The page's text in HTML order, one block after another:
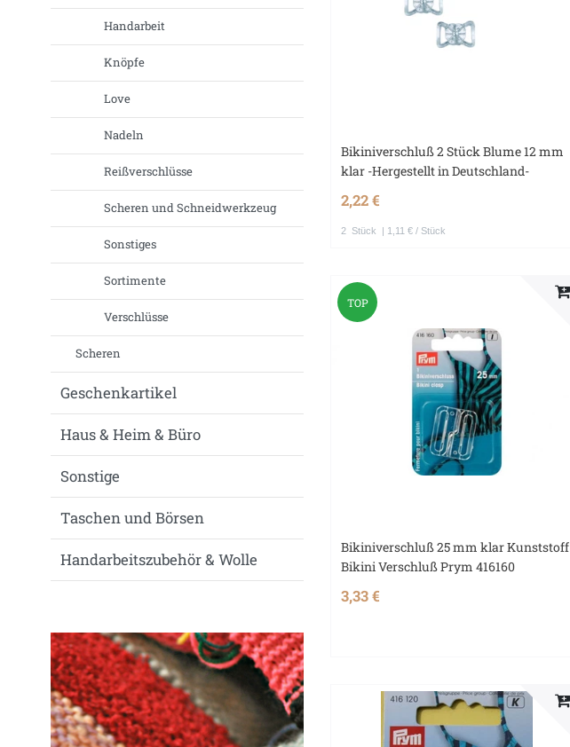
Handarbeit
Knöpfe
Love
Nadeln
Reißverschlüsse
Scheren und Schneidwerkzeug
Sonstiges
Sortimente
Verschlüsse
Scheren
Geschenkartikel
Haus & Heim & Büro
Sonstige
Taschen und Börsen
Handarbeitszubehör & Wolle
Bikiniverschluß 2 Stück Blume 12 mm
klar -Hergestellt in Deutschland-
2,22 €
2 Stück | 1,11 € / Stück
TOP
Bikiniverschluß 25 mm klar Kunststoff
Bikini Verschluß Prym 416160
3,33 €